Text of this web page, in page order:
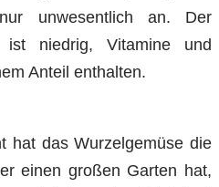
unwesentlich an. Der
ist niedrig, Vitamine und
Anteil enthalten.
hat das Wurzelgemüse die
einen großen Garten hat,